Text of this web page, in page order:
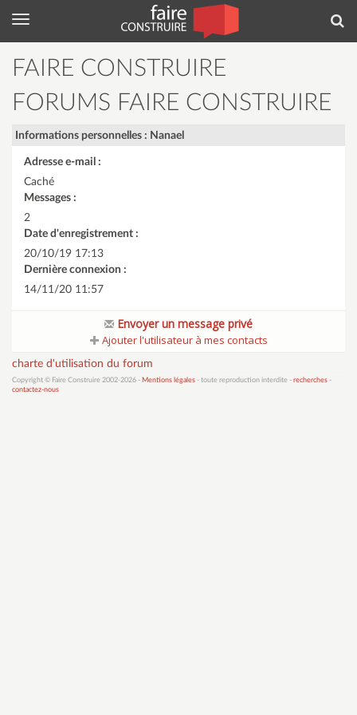
Menu
FAIRE CONSTRUIRE
FORUMS FAIRE CONSTRUIRE
Informations personnelles : Nanael
Adresse e-mail :
Caché
Messages :
2
Date d'enregistrement :
20/10/19 17:13
Dernière connexion :
14/11/20 11:57
Envoyer un message privé
Ajouter l'utilisateur à mes contacts
charte d'utilisation du forum
Copyright © Faire Construire 2002-2026 - Mentions légales - toute reproduction interdite - recherches -
contactez-nous